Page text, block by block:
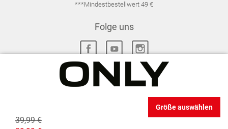
39,99 €
Größe auswählen
***Mindestbestellwert 49 €
Folge uns
DATENSCHUTZ-EINSTELLUNGEN
WIDERRUFSRECHT